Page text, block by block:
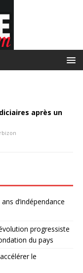
après un
d’indépendance
progressiste
du pays
le